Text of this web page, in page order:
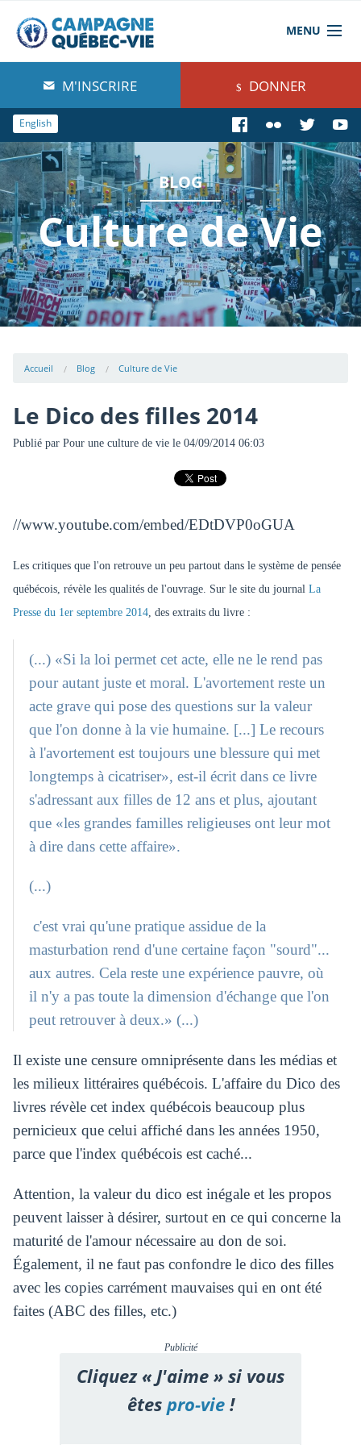
MENU
À propos de nous
Blog
Comprendre
Agir
Boutique
M'INSCRIRE DONNER
English
BLOG
Culture de Vie
Accueil Blog Culture de Vie
Le Dico des filles 2014
Publié par Pour une culture de viele 04/09/2014 06:03
//www.youtube.com/embed/EDtDVP0oGUA
Les critiques que l'on retrouve un peu partout dans le système de pensée
québécois, révèle les qualités de l'ouvrage. Sur le site du journal La
Presse du 1er septembre 2014, des extraits du livre :
(...) «Si la loi permet cet acte, elle ne le rend pas
pour autant juste et moral. L'avortement reste un
acte grave qui pose des questions sur la valeur
que l'on donne à la vie humaine. [...] Le recours
à l'avortement est toujours une blessure qui met
longtemps à cicatriser», est-il écrit dans ce livre
s'adressant aux filles de 12 ans et plus, ajoutant
que «les grandes familles religieuses ont leur mot
à dire dans cette affaire».
(...)
c'est vrai qu'une pratique assidue de la
masturbation rend d'une certaine façon "sourd"...
aux autres. Cela reste une expérience pauvre, où
il n'y a pas toute la dimension d'échange que l'on
peut retrouver à deux.» (...)
Il existe une censure omniprésente dans les médias et
les milieux littéraires québécois. L'affaire du Dico des
livres révèle cet index québécois beaucoup plus
pernicieux que celui affiché dans les années 1950,
parce que l'index québécois est caché...
Attention, la valeur du dico est inégale et les propos
peuvent laisser à désirer, surtout en ce qui concerne la
maturité de l'amour nécessaire au don de soi.
Également, il ne faut pas confondre le dico des filles
avec les copies carrément mauvaises qui en ont été
faites (ABC des filles, etc.)
Publicité
Cliquez « J'aime » si vous
êtespro-vie!